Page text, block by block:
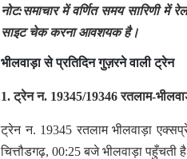
नोट:समाचार में वर्णित समय सारिणी में
साइट चेक करना आवशयक है।
भीलवाड़ा से प्रतिदिन गुज़रने वाली ट्रेन
1. ट्रेन न. 19345/19346 रतलाम-
ट्रेन न. 19345 रतलाम भीलवाड़ा
चित्तौडगढ़, 00:25 बजे भीलवाड़ा पहुँचती